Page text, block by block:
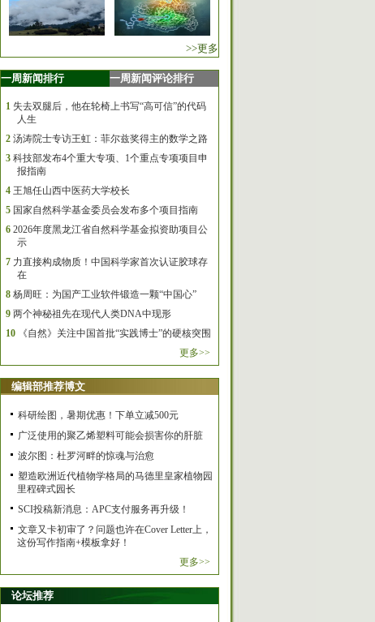
>>更多
一周新闻排行 一周新闻评论排行
1 失去双腿后，他在轮椅上书写“高可信”的代码
人生
2 汤涛院士专访王虹：菲尔兹奖得主的数学之路
3 科技部发布4个重大专项、1个重点专项项目申
报指南
4 王旭任山西中医药大学校长
5 国家自然科学基金委员会发布多个项目指南
6 2026年度黑龙江省自然科学基金拟资助项目公
示
7 力直接构成物质！中国科学家首次认证胶球存
在
8 杨周旺：为国产工业软件锻造一颗“中国心”
9 两个神秘祖先在现代人类DNA中现形
10
《自然》关注中国首批“实践博士”的硬核突围
更多>>
编辑部推荐博文
科研绘图，暑期优惠！下单立减500元
广泛使用的聚乙烯塑料可能会损害你的肝脏
波尔图：杜罗河畔的惊魂与治愈
塑造欧洲近代植物学格局的马德里皇家植物园
里程碑式园长
SCI投稿新消息：APC支付服务再升级！
文章又卡初审了？问题也许在Cover Letter上，
这份写作指南+模板拿好！
更多>>
论坛推荐